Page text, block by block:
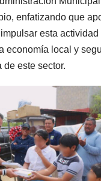
enfatizando que
esta
economía local y
de este sector.